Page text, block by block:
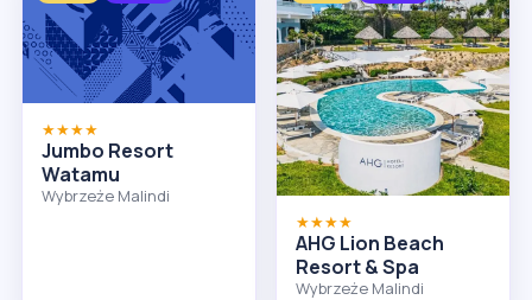
★★★★
Jumbo Resort
Watamu
Wybrzeże Malindi
★★★★
AHG Lion Beach
Resort & Spa
Wybrzeże Malindi